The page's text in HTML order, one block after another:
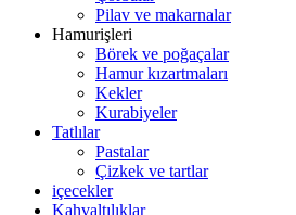
Pilav ve makarnalar
Hamurişleri
Börek ve poğaçalar
Hamur kızartmaları
Kekler
Kurabiyeler
Tatlılar
Pastalar
Çizkek ve tartlar
içecekler
Kahvaltılıklar